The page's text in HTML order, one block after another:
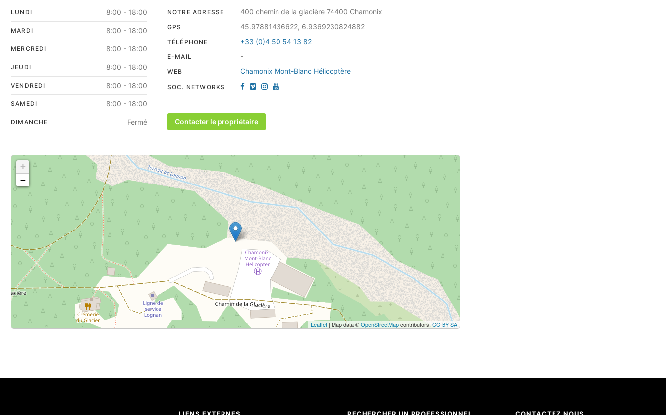
LUNDI 8:00 - 18:00
MARDI 8:00 - 18:00
MERCREDI 8:00 - 18:00
JEUDI 8:00 - 18:00
VENDREDI 8:00 - 18:00
SAMEDI 8:00 - 18:00
DIMANCHE Fermé
NOTRE ADRESSE 400 chemin de la glacière 74400 Chamonix
GPS 45.97881436622, 6.9369230824882
TÉLÉPHONE +33 (0)4 50 54 13 82
E-MAIL -
WEB Chamonix Mont-Blanc Hélicoptère
SOC. NETWORKS
Contacter le propriétaire
+
−
Leaflet | Map data ©OpenStreetMapcontributors,CC-BY-SA